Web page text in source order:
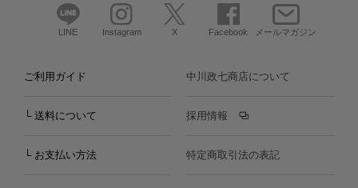
LINE Instagram X Facebook メールマガジン
ご利用ガイド
└ 送料について
└ お支払い方法
中川政七商店について
採用情報
特定商取引法の表記